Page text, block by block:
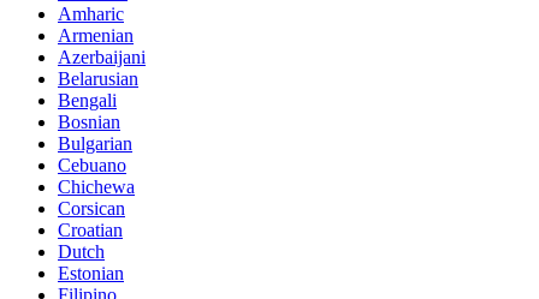
Amharic
Armenian
Azerbaijani
Belarusian
Bengali
Bosnian
Bulgarian
Cebuano
Chichewa
Corsican
Croatian
Dutch
Estonian